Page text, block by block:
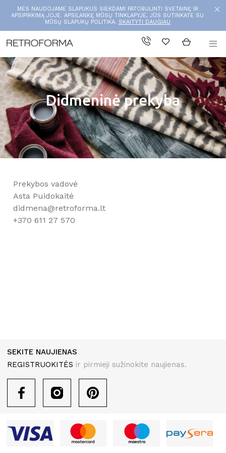
MES NAUDOJAME SLAPUKUS SIEKDAMI PATOBULINTI SVETAINĘ IR
APSIPIRKIMĄ JOJE. APSILANKĘ MŪSŲ TINKLAPYJE, JŪS SUTINKATE SU
MŪSŲ SLAPUKŲ POLITIKA. SKAITYTI DAUGIAU
Didmeninė prekyba
Prekybos vadovė
Asta Puidokaitė
didmena@retroforma.lt
+370 611 27 570
SEKITE NAUJIENAS
REGISTRUOKITĖS ir pirmieji sužinokite naujienas.